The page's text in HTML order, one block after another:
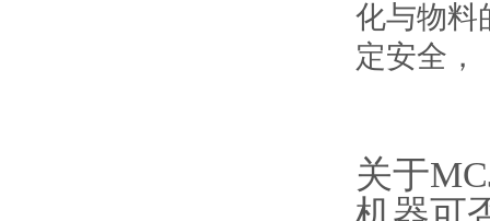
化与物料
定安全，
关于